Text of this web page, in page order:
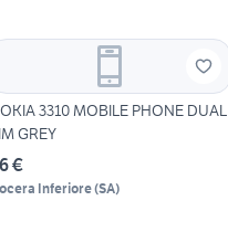
3310 MOBILE PHONE DUAL
GREY
€
Inferiore(SA)